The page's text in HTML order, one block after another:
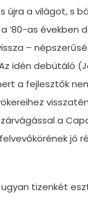
újra a világot, s
’80-as években
–
idén debütáló
a fejlesztők
a
jó
ugyan tizenkét